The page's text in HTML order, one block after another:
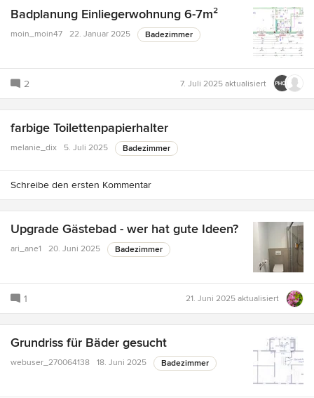
Badplanung Einliegerwohnung 6-7m²
moin_moin47 22. Januar 2025 Badezimmer
2 7. Juli 2025 aktualisiert
farbige Toilettenpapierhalter
melanie_dix 5. Juli 2025 Badezimmer
Schreibe den ersten Kommentar
Upgrade Gästebad - wer hat gute Ideen?
ari_ane1 20. Juni 2025 Badezimmer
1 21. Juni 2025 aktualisiert
Grundriss für Bäder gesucht
webuser_270064138 18. Juni 2025 Badezimmer